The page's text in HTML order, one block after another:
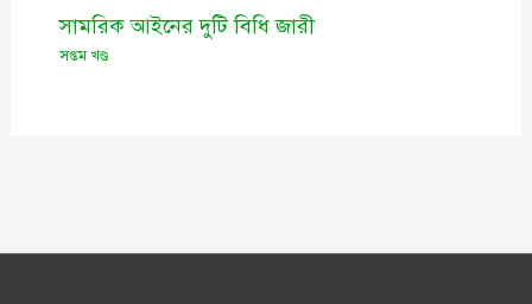
সামরিক আইনের দুটি বিধি জারী
সপ্তম খণ্ড